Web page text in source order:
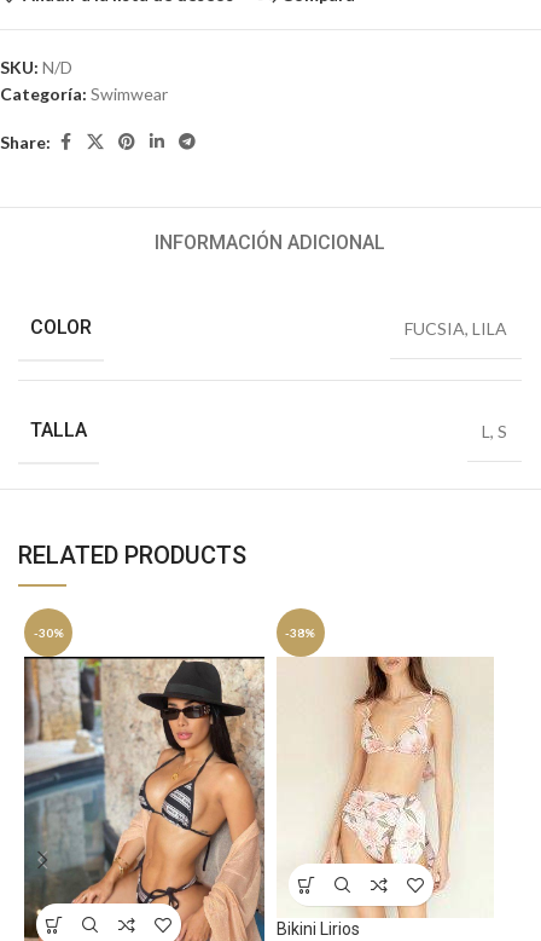
SKU: N/D
Categoría: Swimwear
Share:
INFORMACIÓN ADICIONAL
COLOR FUCSIA,LILA
TALLA L,S
RELATED PRODUCTS
-30% -38%
Bikini Lirios